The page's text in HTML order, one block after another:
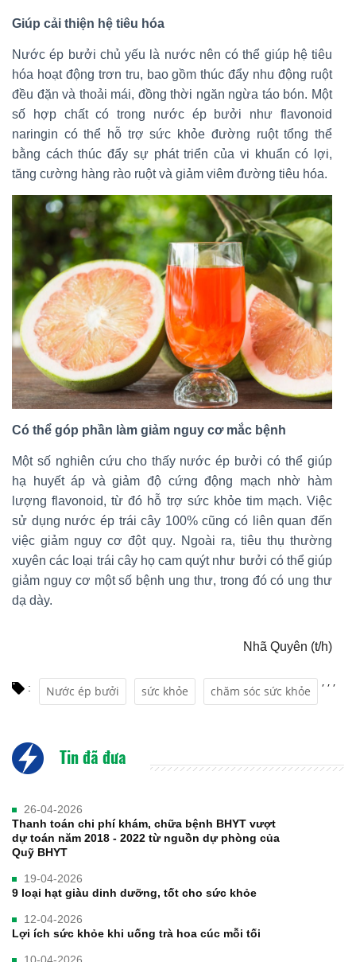
Giúp cải thiện hệ tiêu hóa
Nước ép bưởi chủ yếu là nước nên có thể giúp hệ tiêu
hóa hoạt động trơn tru, bao gồm thúc đẩy nhu động ruột
đều đặn và thoải mái, đồng thời ngăn ngừa táo bón. Một
số hợp chất có trong nước ép bưởi như flavonoid
naringin có thể hỗ trợ sức khỏe đường ruột tổng thể
bằng cách thúc đẩy sự phát triển của vi khuẩn có lợi,
tăng cường hàng rào ruột và giảm viêm đường tiêu hóa.
Có thể góp phần làm giảm nguy cơ mắc bệnh
Một số nghiên cứu cho thấy nước ép bưởi có thể giúp
hạ huyết áp và giảm độ cứng động mạch nhờ hàm
lượng flavonoid, từ đó hỗ trợ sức khỏe tim mạch. Việc
sử dụng nước ép trái cây 100% cũng có liên quan đến
việc giảm nguy cơ đột quỵ. Ngoài ra, tiêu thụ thường
xuyên các loại trái cây họ cam quýt như bưởi có thể giúp
giảm nguy cơ một số bệnh ung thư, trong đó có ung thư
dạ dày.
Nhã Quyên (t/h)
: Nước ép bưởi
,
sức khỏe
,
chăm sóc sức khỏe
,
Tin đã đưa
26-04-2026
Thanh toán chi phí khám, chữa bệnh BHYT vượt
dự toán năm 2018 - 2022 từ nguồn dự phòng của
Quỹ BHYT
19-04-2026
9 loại hạt giàu dinh dưỡng, tốt cho sức khỏe
12-04-2026
Lợi ích sức khỏe khi uống trà hoa cúc mỗi tối
10-04-2026